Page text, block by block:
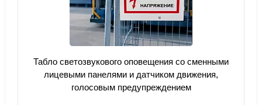
Табло светозвукового оповещения со сменными
лицевыми панелями и датчиком движения,
голосовым предупреждением